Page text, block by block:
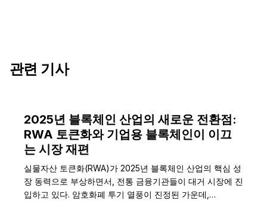
관련 기사
2025년 블록체인 산업의 새로운 전환점:
RWA 토큰화와 기업용 블록체인이 이끄
는 시장 재편
실물자산 토큰화(RWA)가 2025년 블록체인 산업의 핵심 성
장 동력으로 부상하면서, 전통 금융기관들이 대거 시장에 진
입하고 있다. 암호화폐 투기 열풍이 진정된 가운데,…